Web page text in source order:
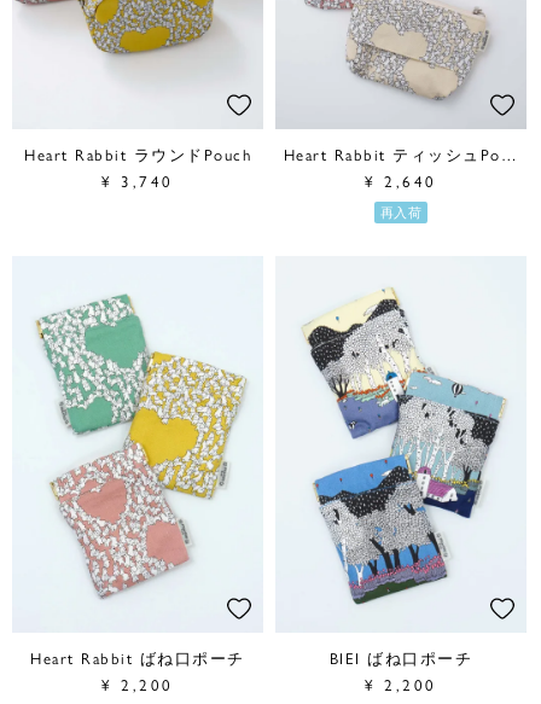
Heart Rabbit ラウンドPouch
¥ 3,740
Heart Rabbit ティッシュPouch
¥ 2,640
再入荷
Heart Rabbit ばね口ポーチ
¥ 2,200
BIEI ばね口ポーチ
¥ 2,200